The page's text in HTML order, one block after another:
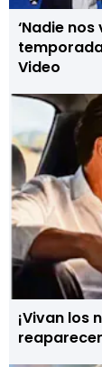
‘Nadie
Video
¡Vivan los